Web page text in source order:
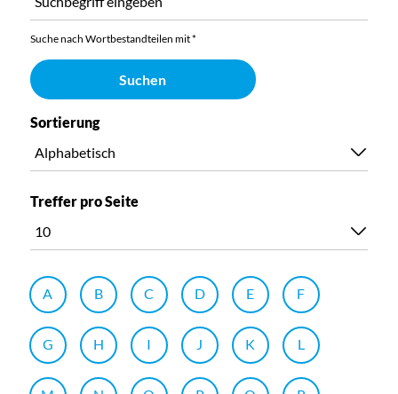
Suche nach Wortbestandteilen mit *
Suchen
Sortierung
Treffer pro Seite
A B C D E F
G H I J K L